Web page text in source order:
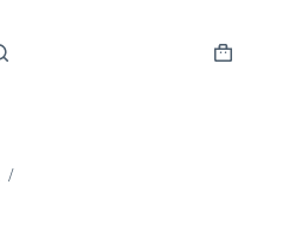
Shopping
/